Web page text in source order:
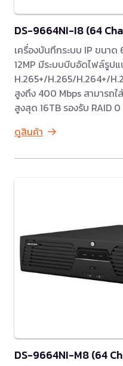
DS-9664NI-I8 (64
เครื่องบันทึกระบบ IP ขนาด
12MP มีระบบบีบอัดไฟล์รูป
H.265+/H.265/H.264+/
สูงถึง 400 Mbps สามารถใ
สูงสุด 16TB รองรับ RAID 0
ดูสินค้า
DS-9664NI-M8 (64